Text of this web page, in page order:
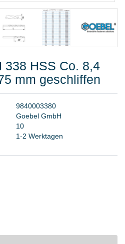
FAQ - Häufig gestellte Fragen
338 HSS Co. 8,4
mm geschliffen
9840003380
Goebel GmbH
10
1-2 Werktagen